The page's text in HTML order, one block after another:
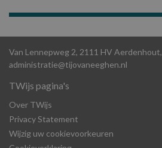
Van Lennepweg 2, 2111 HV Aerdenhout,
administratie@tijovaneeghen.nl
TWijs pagina's
Over TWijs
Privacy Statement
Wijzig uw cookievoorkeuren